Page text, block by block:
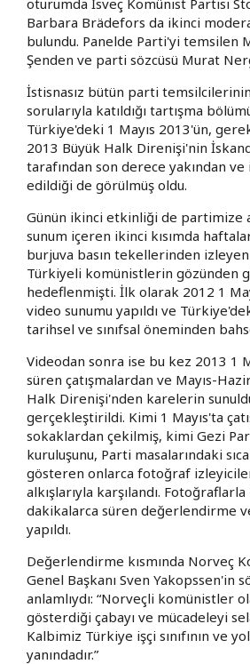
Barbara Brädefors da ikinci
bulundu. Panelde Parti'yi temsilen
Şenden ve parti sözcüsü Murat
İstisnasız bütün parti
sorularıyla katıldığı tartışma
Türkiye'deki 1 Mayıs 2013'ün,
2013 Büyük Halk Direnişi'nin
tarafından son derece yakından
edildiği de görülmüş oldu.
Günün ikinci etkinliği de partimize
sunum içeren ikinci kısımda
burjuva basın tekellerinden
Türkiyeli komünistlerin gözünden
hedeflenmişti. İlk olarak 2012 1
video sunumu yapıldı ve
tarihsel ve sınıfsal öneminden
Videodan sonra ise bu kez 2013 1
süren çatışmalardan ve Mayıs-
Halk Direnişi'nden karelerin
gerçekleştirildi. Kimi 1 Mayıs'ta
sokaklardan çekilmiş, kimi Gezi
kuruluşunu, Parti masalarındaki
gösteren onlarca fotoğraf
alkışlarıyla karşılandı.
dakikalarca süren değerlendirme
yapıldı.
Değerlendirme kısmında Norveç
Genel Başkanı Sven Yakopssen'in
anlamlıydı: “Norveçli komünistler
gösterdiği çabayı ve mücadeleyi
Kalbimiz Türkiye işçi sınıfının ve
yanındadır.”